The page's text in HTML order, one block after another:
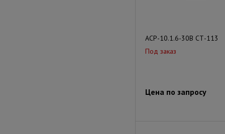
АСР-10.1.6-30В СТ-113
Под заказ
Цена по запросу